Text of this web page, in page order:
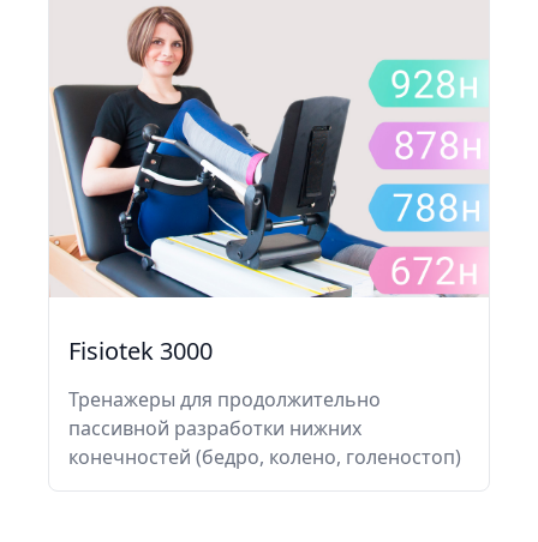
Fisiotek 3000
Тренажеры для продолжительно
пассивной разработки нижних
конечностей (бедро, колено, голеностоп)